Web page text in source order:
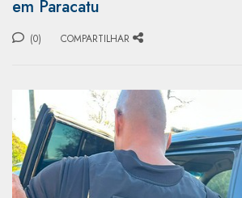
em Paracatu
(0) COMPARTILHAR